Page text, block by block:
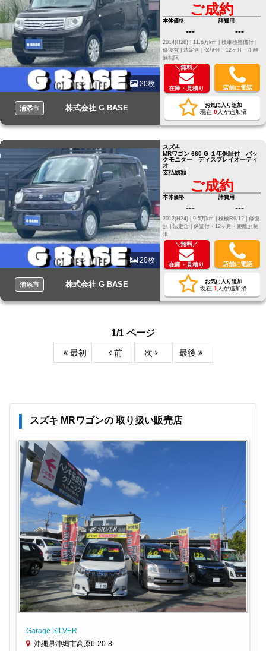
20枚
浦添市 株式会社 G BASE
ご成約
本体価格
---
諸費用
---
2014(H26) | 11.6万km |
検車検整備付 |
修復有 | 法定含 | 保証付・12ヶ月・距離
無制限
＼無料／
在庫・見積り 店舗に電話
お気に入り追加
現在 0人が追加済
20枚
浦添市 株式会社 G BASE
スズキ
MRワゴン 660 G １年保証付 バッ
クモニター ディスプレイオーティ
オ
支払総額
ご成約
本体価格
---
諸費用
---
2012(H24) | 9.5万km | 検検R9/12 | 修復
無 | 法定含 | 保証付・12ヶ月・距離無制
限
＼無料／
在庫・見積り 店舗に電話
お気に入り追加
現在 1 人が追加済
1/1 ページ
最初 前 次 最後
スズキ MRワゴンの 取り扱い販売店
Garage SILVER
沖縄県沖縄市高原6-20-8